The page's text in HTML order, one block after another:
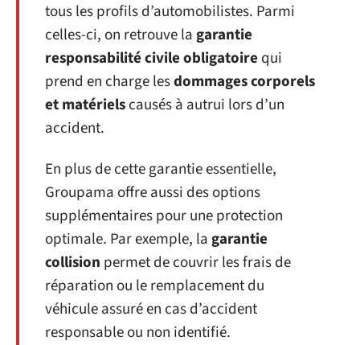
tous les profils d’automobilistes. Parmi
celles-ci, on retrouve lagarantie
responsabilité civile obligatoire qui
prend en charge lesdommages corporels
et matérielscausés à autrui lors d’un
accident.
En plus de cette garantie essentielle,
Groupama offre aussi des options
supplémentaires pour une protection
optimale. Par exemple, lagarantie
collision permet de couvrir les frais de
réparation ou le remplacement du
véhicule assuré en cas d’accident
responsable ou non identifié.